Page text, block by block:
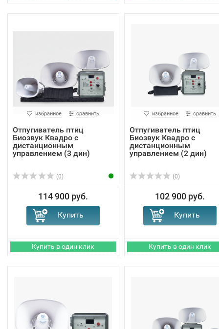
избранное сравнить
Отпугиватель птиц
Биозвук Квадро с
дистанционным
управлением (3 дин)
(0)
114 900 руб.
избранное сравнить
Отпугиватель птиц
Биозвук Квадро с
дистанционным
управлением (2 дин)
(0)
102 900 руб.